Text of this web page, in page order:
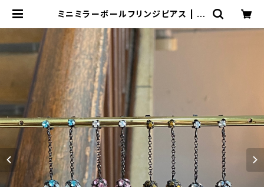
ミニミラーボールフリンジピアス | BI